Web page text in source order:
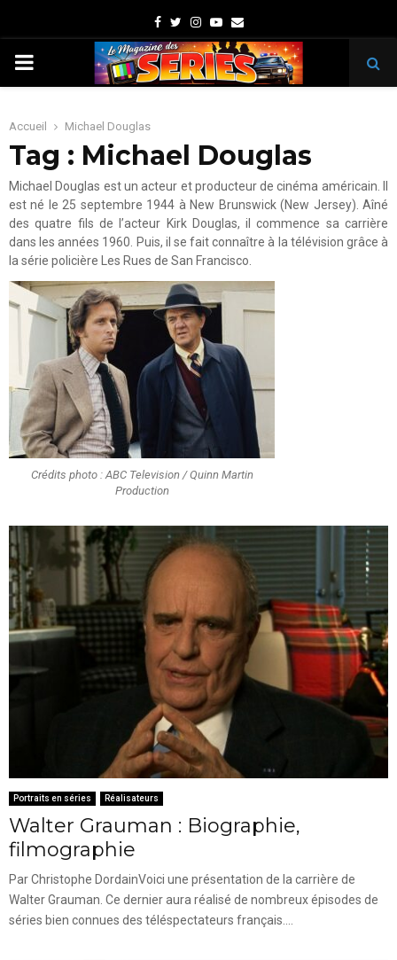
Facebook
TwitterInstagram
Youtube
Email
PRIMARY
Accueil Michael Douglas
Tag : Michael Douglas
Michael Douglas est un acteur et producteur de cinéma américain. Il
est né le 25 septembre 1944 à New Brunswick (New Jersey). Aîné
des quatre fils de l’acteur Kirk Douglas, il commence sa carrière
dans les années 1960. Puis, il se fait connaître à la télévision grâce à
la série policière Les Rues de San Francisco.
Crédits photo : ABC Television / Quinn Martin
Production
Portraits en séries Réalisateurs
Walter Grauman : Biographie,
filmographie
Par Christophe DordainVoici une présentation de la carrière de
Walter Grauman. Ce dernier aura réalisé de nombreux épisodes de
séries bien connues des téléspectateurs français....